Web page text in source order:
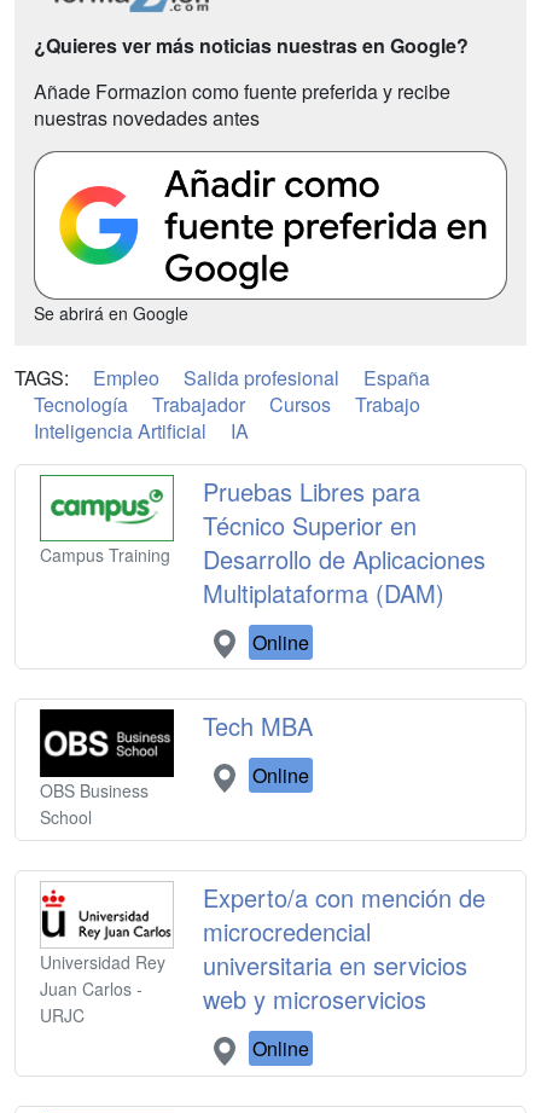
¿Quieres ver más noticias nuestras en Google?
Añade Formazion como fuente preferida y recibe
nuestras novedades antes
Se abrirá en Google
TAGS: Empleo Salida profesional
España
Tecnología
Trabajador Cursos
Trabajo
Inteligencia Artificial
IA
Campus Training
Pruebas Libres para
Técnico Superior en
Desarrollo de Aplicaciones
Multiplataforma (DAM)
Online
OBS Business
School
Tech MBA
Online
Universidad Rey
Juan Carlos -
URJC
Experto/a con mención de
microcredencial
universitaria en servicios
web y microservicios
Online